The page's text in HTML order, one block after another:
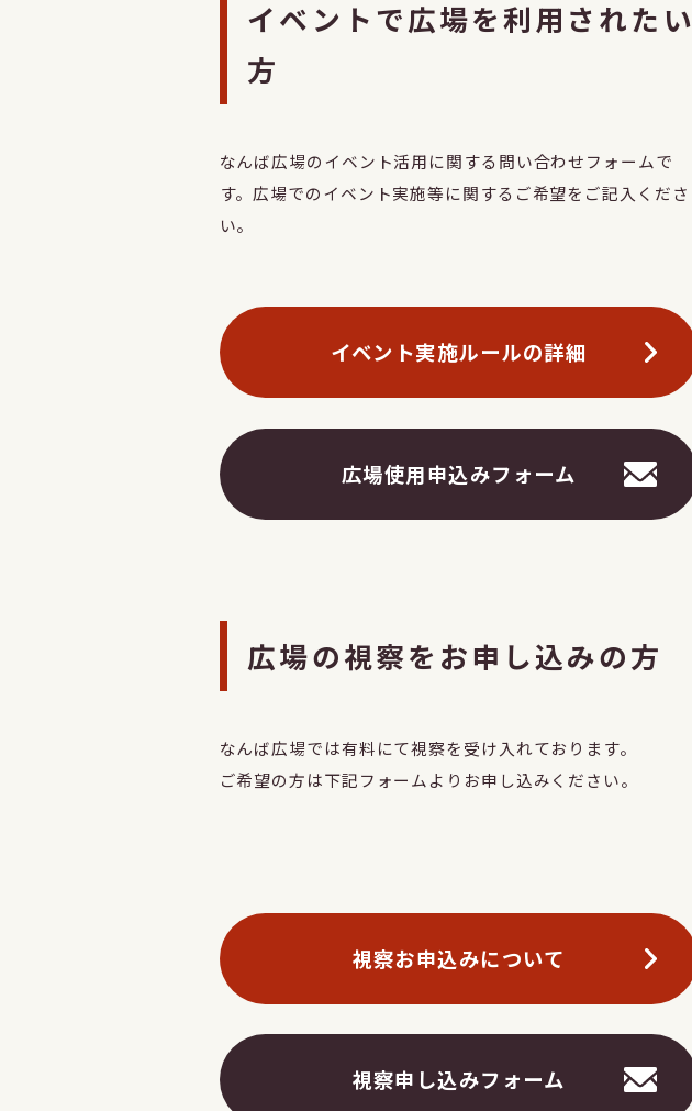
イベントで広場を利用されたい
方
なんば広場のイベント活用に関する問い合わせフォームで
す。広場でのイベント実施等に関するご希望をご記入くださ
い。
イベント実施ルールの詳細
広場使用申込みフォーム
広場の視察をお申し込みの方
なんば広場では有料にて視察を受け入れております。
ご希望の方は下記フォームよりお申し込みください。
視察お申込みについて
視察申し込みフォーム